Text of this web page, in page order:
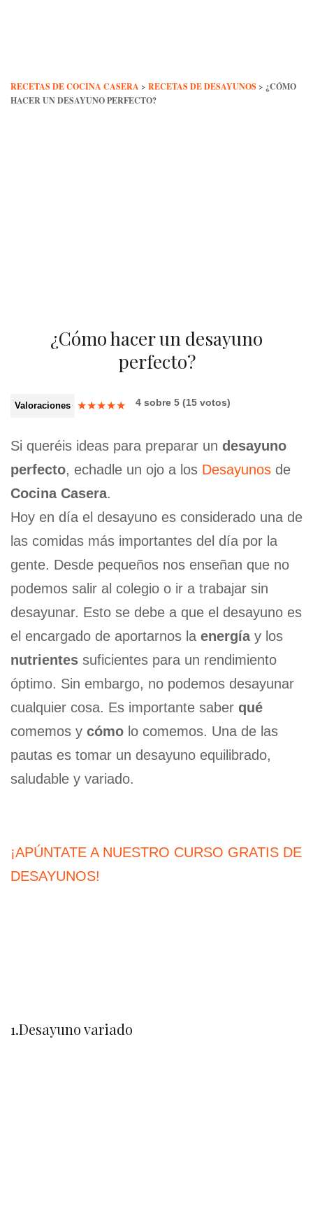
RECETAS DE COCINA CASERA > RECETAS DE DESAYUNOS > ¿CÓMO
HACER UN DESAYUNO PERFECTO?
¿Cómo hacer un desayuno
perfecto?
Valoraciones ★★★★★ 4 sobre 5 (15 votos)
Si queréis ideas para preparar un desayuno
perfecto, echadle un ojo a los Desayunos de
Cocina Casera.
Hoy en día el desayuno es considerado una de
las comidas más importantes del día por la
gente. Desde pequeños nos enseñan que no
podemos salir al colegio o ir a trabajar sin
desayunar. Esto se debe a que el desayuno es
el encargado de aportarnos la energía y los
nutrientes suficientes para un rendimiento
óptimo. Sin embargo, no podemos desayunar
cualquier cosa. Es importante saber qué
comemos y cómo lo comemos. Una de las
pautas es tomar un desayuno equilibrado,
saludable y variado.
¡APÚNTATE A NUESTRO CURSO GRATIS DE
DESAYUNOS!
1.Desayuno variado